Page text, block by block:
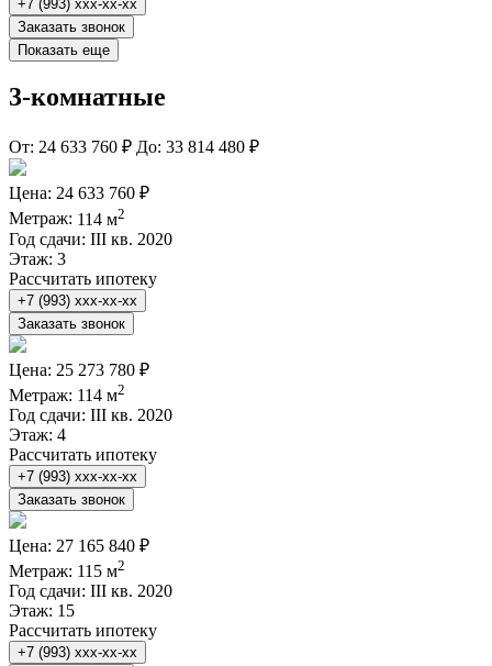
+7 (993) xxx-xx-xx
Заказать звонок
Показать еще
3-комнатные
От: 24 633 760 ₽ До: 33 814 480 ₽
Цена: 24 633 760 ₽
Метраж: 114 м2
Год сдачи: III кв. 2020
Этаж: 3
Рассчитать ипотеку
+7 (993) xxx-xx-xx
Заказать звонок
Цена: 25 273 780 ₽
Метраж: 114 м2
Год сдачи: III кв. 2020
Этаж: 4
Рассчитать ипотеку
+7 (993) xxx-xx-xx
Заказать звонок
Цена: 27 165 840 ₽
Метраж: 115 м2
Год сдачи: III кв. 2020
Этаж: 15
Рассчитать ипотеку
+7 (993) xxx-xx-xx